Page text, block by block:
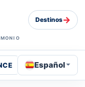
Destinos→
Español